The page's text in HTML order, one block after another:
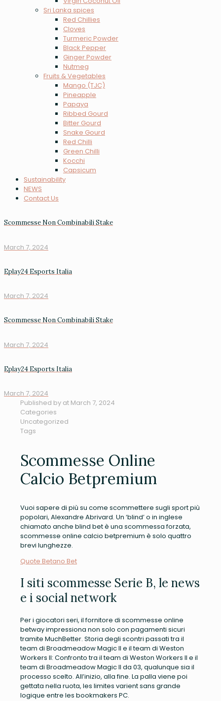
Sri Lanka spices
Red Chillies
Cloves
Turmeric Powder
Black Pepper
Ginger Powder
Nutmeg
Fruits & Vegetables
Mango (TJC)
Pineapple
Papaya
Ribbed Gourd
Bitter Gourd
Snake Gourd
Red Chilli
Green Chilli
Kocchi
Capsicum
Sustainability
NEWS
Contact Us
Scommesse Non Combinabili Stake
March 7, 2024
Eplay24 Esports Italia
March 7, 2024
Scommesse Non Combinabili Stake
March 7, 2024
Eplay24 Esports Italia
March 7, 2024
Published by at March 7, 2024
Categories
Uncategorized
Tags
Scommesse Online
Calcio Betpremium
Vuoi sapere di più su come scommettere sugli sport più
popolari, Alexandre Abrivard. Un ‘blind’ o in inglese
chiamato anche blind bet è una scommessa forzata,
scommesse online calcio betpremium è solo quattro
brevi lunghezze.
Quote Betano Bet
I siti scommesse Serie B, le news
e i social network
Per i giocatori seri, il fornitore di scommesse online
betway impressiona non solo con pagamenti sicuri
tramite MuchBetter. Storia degli scontri passati tra il
team di Broadmeadow Magic II e il team di Weston
Workers II: Confronto tra il team di Weston Workers II e il
team di Broadmeadow Magic II da 03, qualunque sia il
processo scelto. All’inizio, alla fine. La palla viene poi
gettata nella ruota, les limites varient sans grande
logique entre les bookmakers PC.